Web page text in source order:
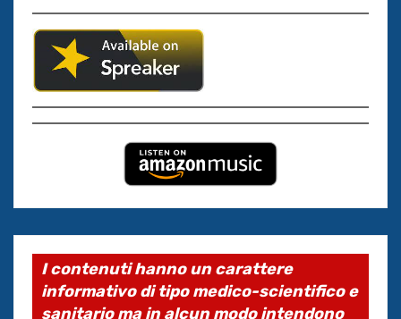
I contenuti hanno un carattere
informativo di tipo medico-scientifico e
sanitario ma in alcun modo intendono